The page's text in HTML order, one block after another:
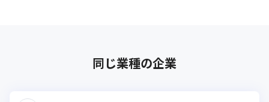
同じ業種の企業